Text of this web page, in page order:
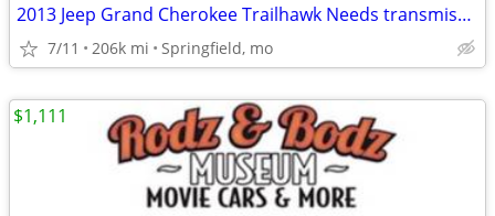
2013 Jeep Grand Cherokee Trailhawk Needs transmission Work
7/11 206k mi Springfield, mo
$1,111